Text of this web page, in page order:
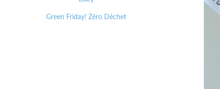
Green Friday! Zéro Déchet